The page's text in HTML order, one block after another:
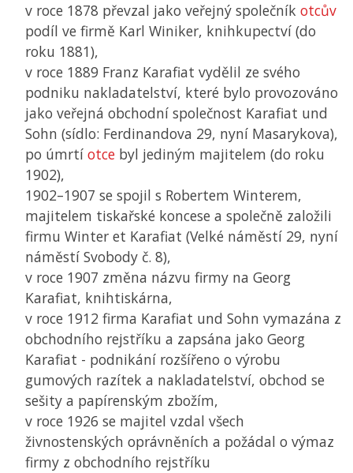
v roce 1878 převzal jako veřejný společník otcův
podíl ve firmě Karl Winiker, knihkupectví (do
roku 1881),
v roce 1889 Franz Karafiat vydělil ze svého
podniku nakladatelství, které bylo provozováno
jako veřejná obchodní společnost Karafiat und
Sohn (sídlo: Ferdinandova 29, nyní Masarykova),
po úmrtí otce byl jediným majitelem (do roku
1902),
1902–1907 se spojil s Robertem Winterem,
majitelem tiskařské koncese a společně založili
firmu Winter et Karafiat (Velké náměstí 29, nyní
náměstí Svobody č. 8),
v roce 1907 změna názvu firmy na Georg
Karafiat, knihtiskárna,
v roce 1912 firma Karafiat und Sohn vymazána z
obchodního rejstříku a zapsána jako Georg
Karafiat - podnikání rozšířeno o výrobu
gumových razítek a nakladatelství, obchod se
sešity a papírenským zbožím,
v roce 1926 se majitel vzdal všech
živnostenských oprávněních a požádal o výmaz
firmy z obchodního rejstříku